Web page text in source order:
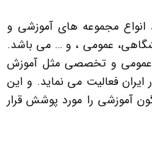
انواع مجموعه های آموزشی و
عمومی ، و … می باشد.
عمومی و تخصصی مثل آموزش
ایران فعالیت می نماید. و این
آموزشی را مورد پوشش قرار